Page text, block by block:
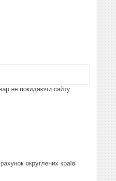
не покидаючи сайту.
округлених країв